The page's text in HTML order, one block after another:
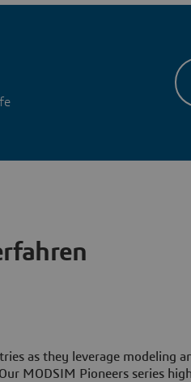
as they leverage modeling
MODSIM Pioneers series